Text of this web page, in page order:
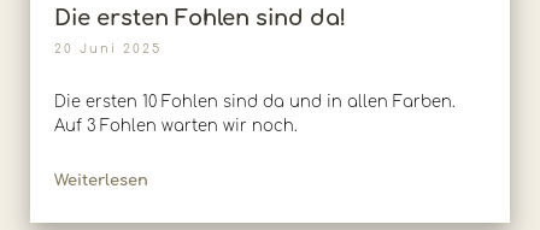
Die ersten Fohlen sind da!
20 Juni 2025
Die ersten 10 Fohlen sind da und in allen Farben.
Auf 3 Fohlen warten wir noch.
Weiterlesen